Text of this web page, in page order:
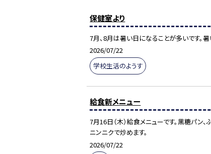
保健室より
7月、8月は暑い日になることが多いです。
2026/07/22
学校生活のようす
給食新メニュー
7月16日（木）給食メニューです。黒糖パン
ニンニクで炒めます。
2026/07/22